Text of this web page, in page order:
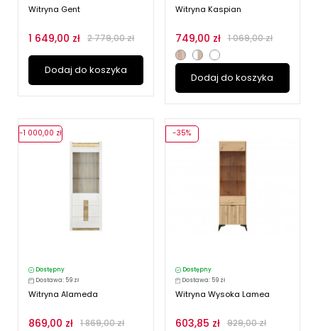
Witryna Gent
1 649,00 zł 2 779,00 zł
Dodaj do koszyka
Witryna Kaspian
749,00 zł 1 069,00 zł
Dodaj do koszyka
Dostępny
Dostawa: 59 zł
Witryna Alameda
869,00 zł 1 869,00 zł
-1 000,00 zł
Dostępny
Dostawa: 59 zł
Witryna Wysoka Lamea
603,85 zł 929,00 zł
-35%